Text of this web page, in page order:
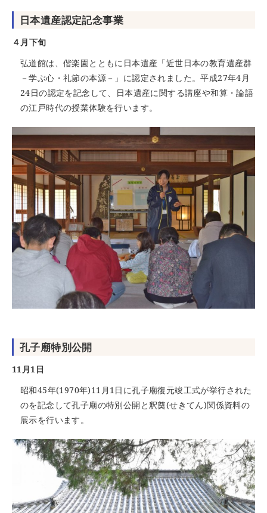
日本遺産認定記念事業
４月下旬
弘道館は、偕楽園とともに日本遺産「近世日本の教育遺産群
－学ぶ心・礼節の本源－」に認定されました。平成27年4月
24日の認定を記念して、日本遺産に関する講座や和算・論語
の江戸時代の授業体験を行います。
孔子廟特別公開
11月1日
昭和45年(1970年)11月1日に孔子廟復元竣工式が挙行された
のを記念して孔子廟の特別公開と釈奠(せきてん)関係資料の
展示を行います。